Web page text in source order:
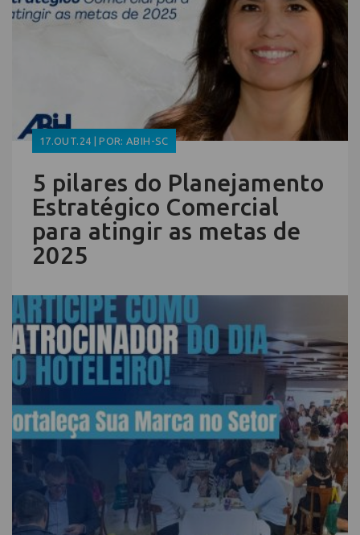
17.OUT.24 | POR: ABIH-SC
5 pilares do Planejamento
Estratégico Comercial
para atingir as metas de
2025